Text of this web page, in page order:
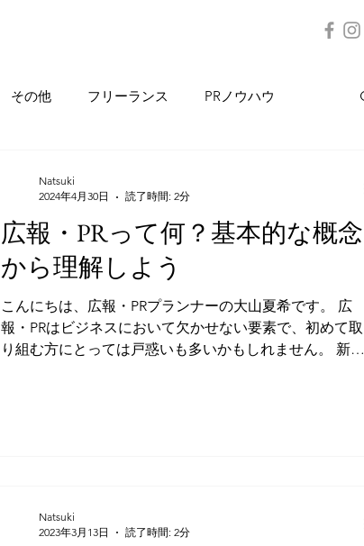
その他 フリーランス PRノウハウ
広報・PRって何？基本的な概念
から理解しよう
こんにちは、広報・PRプランナーの大山夏希です。 広
報・PRはビジネスにおいて欠かせない要素で、初めて取
り組む方にとっては戸惑いも多いかもしれません。 新年
Natsuki
2024年4月30日
読了時間: 2分
Natsuki
2023年3月13日
読了時間: 2分